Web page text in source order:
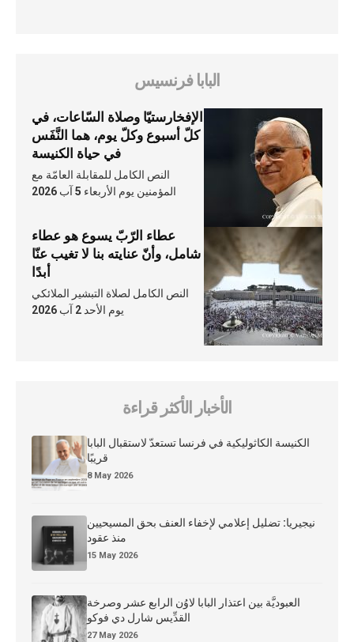
البابا فرنسيس
الإفخارستيّا وصلاة السّاعات، في
كلّ أسبوع وكلّ يوم، هما النَّفَس
في حياة الكنيسة
النص الكامل للمقابلة العامّة مع
المؤمنين يوم الأربعاء 5 آب 2026
عطاء الرّبّ يسوع هو عطاء
شامل، وأنّ عنايته بنا لا تغيب عنّا
أبدًا
النص الكامل لصلاة التبشير الملائكي
يوم الأحد 2 آب 2026
الأخبار الأكثر قراءة
الكنيسة الكاثوليكية في فرنسا تستعدّ لاستقبال البابا
قريبًا
8 May 2026
نيجيريا: تضليل إعلامي لإخفاء العنف بحق المسيحيين
منذ عقود
15 May 2026
العبوديَّة بين اعتذار البابا لاوُن الرابع عشر وصرخة
القدِّيس شارل دي فوكو
27 May 2026